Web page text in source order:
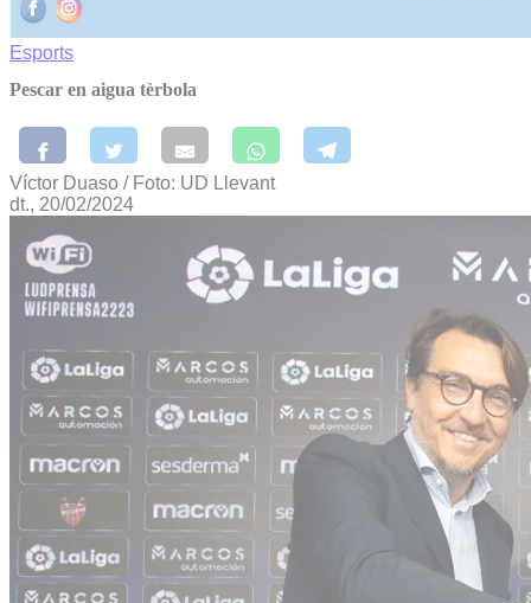
Esports
Pescar en aigua tèrbola
Víctor Duaso / Foto: UD Llevant
dt., 20/02/2024